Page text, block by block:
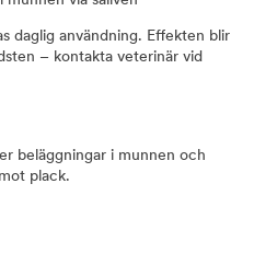
daglig användning. Effekten blir
– kontakta veterinär vid
beläggningar i munnen och
plack.